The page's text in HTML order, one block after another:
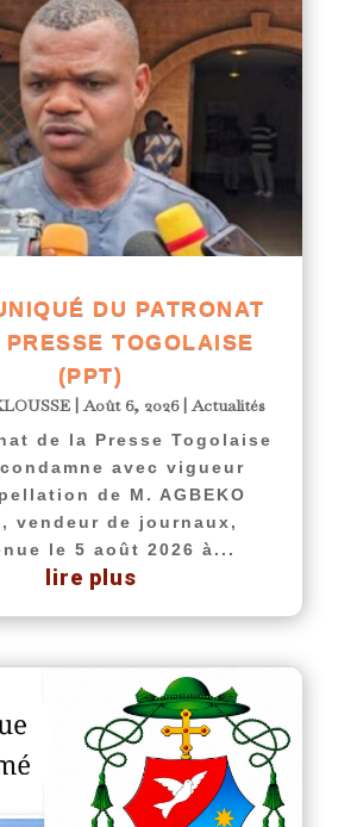
DU PATRONAT
PRESSE TOGOLAISE
(PPT)
|Août 6, 2026|Actualités
de la Presse Togolaise
avec vigueur
de M. AGBEKO
vendeur de journaux,
le 5 août 2026 à...
lire plus